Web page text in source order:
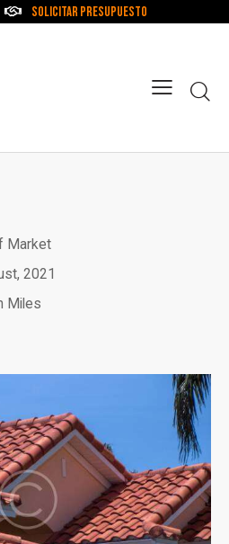
Solicitar Presupuesto
Market
2021
Miles